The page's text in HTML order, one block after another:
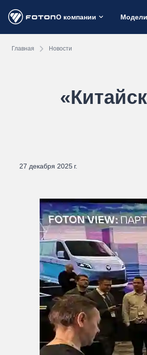
О компании Модели
Главная Новости
27 декабря 2025 г.